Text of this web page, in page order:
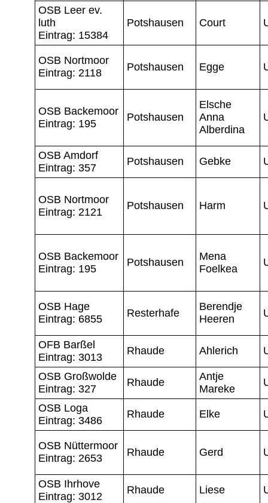
OSB Leer ev.
luth
Eintrag: 15384
Potshausen Court
OSB Nortmoor
Eintrag: 2118
Potshausen Egge
OSB Backemoor
Eintrag: 195
Potshausen
Elsche
Anna
Alberdina
OSB Amdorf
Eintrag: 357
Potshausen Gebke
OSB Nortmoor
Eintrag: 2121
Potshausen Harm
OSB Backemoor
Eintrag: 195
Potshausen
Mena
Foelkea
OSB Hage
Eintrag: 6855
Resterhafe
Berendje
Heeren
OFB Barßel
Eintrag: 3013
Rhaude Ahlerich
OSB Großwolde
Eintrag: 327
Rhaude
Antje
Mareke
OSB Loga
Eintrag: 3486
Rhaude Elke
OSB Nüttermoor
Eintrag: 2653
Rhaude Gerd
OSB Ihrhove
Eintrag: 3012
Rhaude Liese